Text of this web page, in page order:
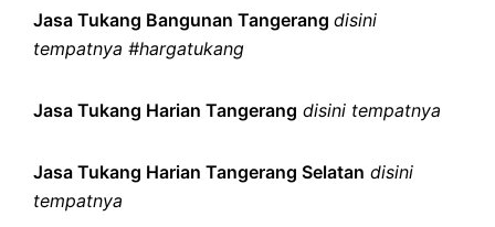
Jasa Tukang Bangunan Tangerang disini
tempatnya #hargatukang
Jasa Tukang Harian Tangerang disini tempatnya
Jasa Tukang Harian Tangerang Selatan disini
tempatnya